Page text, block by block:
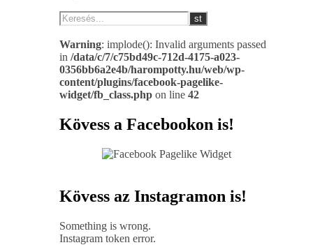
Warning: implode(): Invalid arguments passed
in /data/c/7/c75bd49c-712d-4175-a023-
0356bb6a2e4b/harompotty.hu/web/wp-
content/plugins/facebook-pagelike-
widget/fb_class.php on line 42
Kövess a Facebookon is!
Kövess az Instagramon is!
Something is wrong.
Instagram token error.